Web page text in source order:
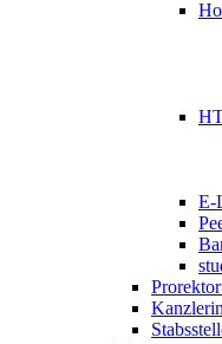
E-
Kanzlerin